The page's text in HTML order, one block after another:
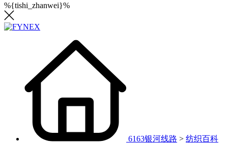
%{tishi_zhanwei}%
6163银河线路 > 纺织百科